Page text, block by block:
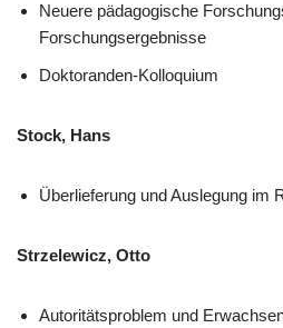
Neuere pädagogische
Forschungsergebnisse
Doktoranden-Kolloquium
Stock, Hans
Überlieferung und Auslegung im
Strzelewicz, Otto
Autoritätsproblem und